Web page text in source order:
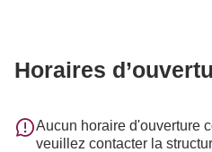
Horaires
Aucun horaire d'ouverture
veuillez contacter la